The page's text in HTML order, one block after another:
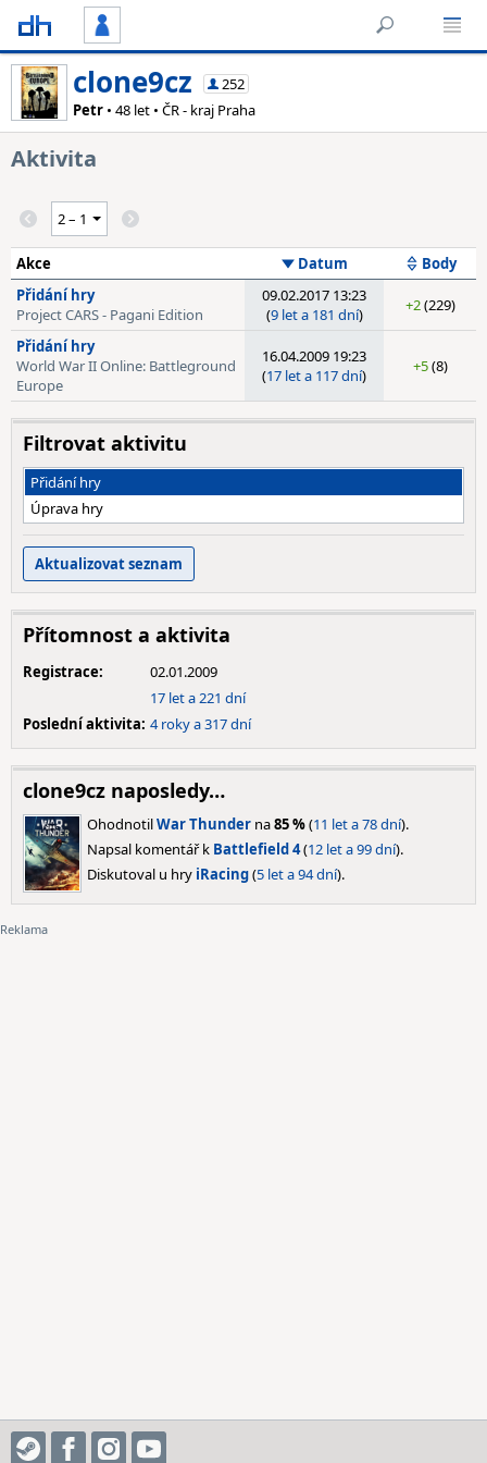
clone9cz
252
Petr • 48 let • ČR - kraj Praha
Aktivita
Akce Datum
Body
Přidání hry
Project CARS - Pagani Edition
09.02.2017 13:23
(9 let a 181 dní) +2(229)
Přidání hry
World War II Online: Battleground
Europe
16.04.2009 19:23
(17 let a 117 dní) +5(8)
Filtrovat aktivitu
Přidání hry
Úprava hry
Přítomnost a aktivita
Registrace:
02.01.2009
17 let a 221 dní
Poslední aktivita: 4 roky a 317 dní
clone9cz naposledy…
OhodnotilWar Thunder na85 %(11 let a 78 dní).
Napsal komentář k Battlefield 4(12 let a 99 dní).
Diskutoval u hry iRacing(5 let a 94 dní).